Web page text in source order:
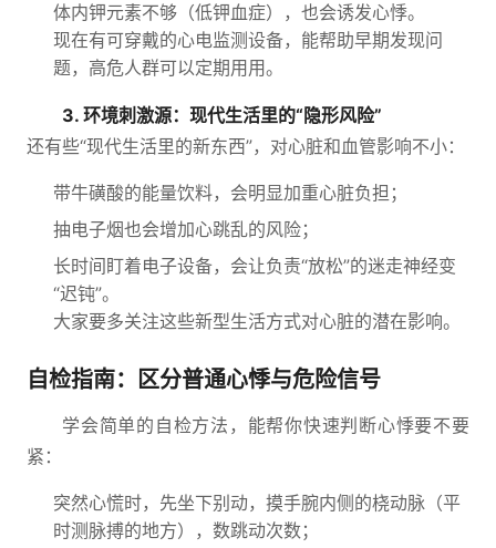
体内钾元素不够（低钾血症），也会诱发心悸。
现在有可穿戴的心电监测设备，能帮助早期发现问
题，高危人群可以定期用用。
3. 环境刺激源：现代生活里的“隐形风险”
还有些“现代生活里的新东西”，对心脏和血管影响不小：
带牛磺酸的能量饮料，会明显加重心脏负担；
抽电子烟也会增加心跳乱的风险；
长时间盯着电子设备，会让负责“放松”的迷走神经变
“迟钝”。
大家要多关注这些新型生活方式对心脏的潜在影响。
自检指南：区分普通心悸与危险信号
学会简单的自检方法，能帮你快速判断心悸要不要
紧：
突然心慌时，先坐下别动，摸手腕内侧的桡动脉（平
时测脉搏的地方），数跳动次数；